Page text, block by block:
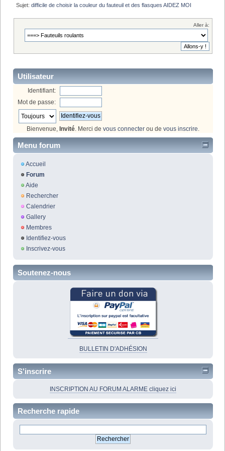
Sujet:difficile de choisir la couleur du fauteuil et des flasques AIDEZ MOI
Aller à:
Utilisateur
Identifiant:
Mot de passe:
Bienvenue, Invité. Merci de vous connecter ou de vous inscrire.
Menu forum
Accueil
Forum
Aide
Rechercher
Calendrier
Gallery
Membres
Identifiez-vous
Inscrivez-vous
Soutenez-nous
BULLETIN D'ADHÉSION
S'inscrire
INSCRIPTION AU FORUM ALARME cliquez ici
Recherche rapide